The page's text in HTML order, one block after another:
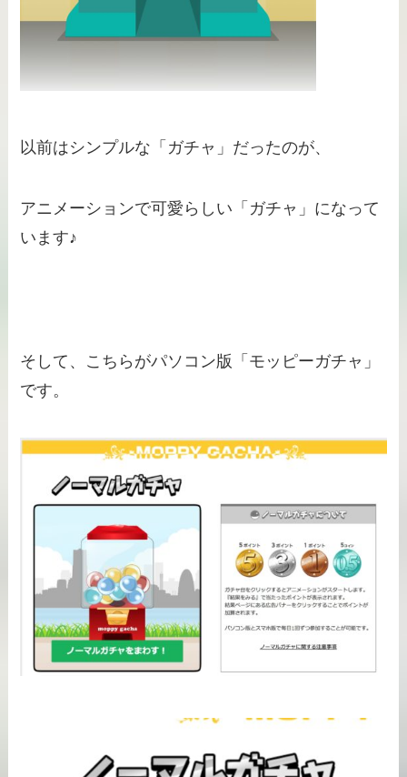
以前はシンプルな「ガチャ」だったのが、
アニメーションで可愛らしい「ガチャ」になって
います♪
そして、こちらがパソコン版「モッピーガチャ」
です。